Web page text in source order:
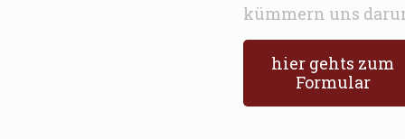
kümmern uns
hier gehts zum
Formular